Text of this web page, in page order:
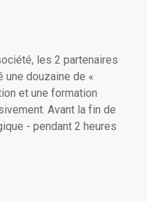
les 2 partenaires
douzaine de «
et une formation
Avant la fin de
- pendant 2 heures